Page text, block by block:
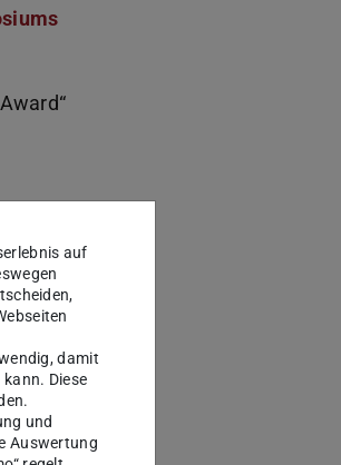
auf
damit
Diese
und
Auswertung